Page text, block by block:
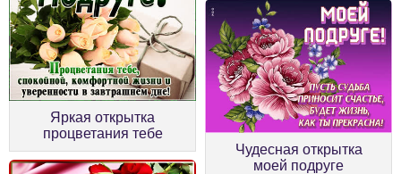
Яркая открытка
процветания тебе
Чудесная открытка
моей подруге